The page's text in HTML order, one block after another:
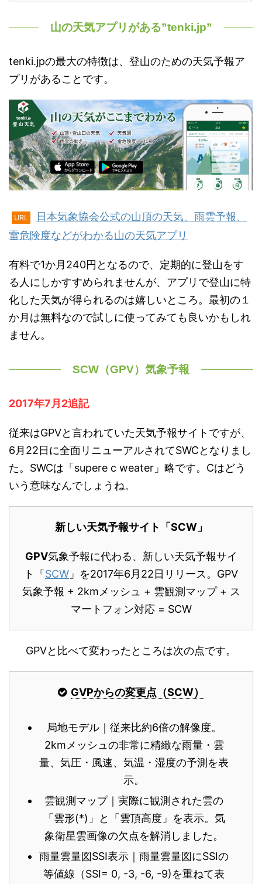
山の天気アプリがある”tenki.jp”
tenki.jpの最大の特徴は、登山のための天気予報ア
プリがあることです。
URL
日本気象協会公式の山頂の天気、雨雲予報、
雷危険度などがわかる山の天気アプリ
有料で1か月240円となるので、定期的に登山をす
る人にしかすすめられませんが、アプリで登山に特
化した天気が得られるのは嬉しいところ。最初の１
か月は無料なので試しに使ってみても良いかもしれ
ません。
SCW（GPV）気象予報
2017年7月2追記
従来はGPVと言われていた天気予報サイトですが、
6月22日に全面リニューアルされてSWCとなりまし
た。SWCは「supere c weater」略です。Cはどう
いう意味なんでしょうね。
新しい天気予報サイト「SCW」
GPV気象予報に代わる、新しい天気予報サイ
ト「SCW 」を2017年6月22日リリース。GPV
気象予報 + 2kmメッシュ + 雲観測マップ + ス
マートフォン対応 = SCW
GPVと比べて変わったところは次の点です。
GVPからの変更点（SCW）
局地モデル｜従来比約6倍の解像度。
2kmメッシュの非常に精緻な雨量・雲
量、気圧・風速、気温・湿度の予測を表
示。
雲観測マップ｜実際に観測された雲の
「雲形(*)」と「雲頂高度」を表示。気
象衛星雲画像の欠点を解消しました。
雨量雲量図SSI表示｜雨量雲量図にSSIの
等値線（SSI= 0, -3, -6, -9)を重ねて表